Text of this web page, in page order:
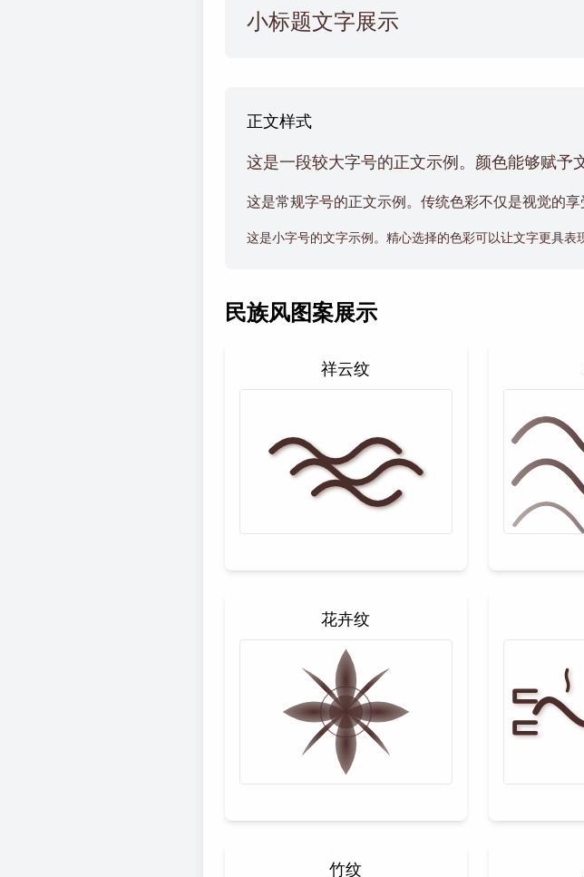
小标题文字展示
正文样式
这是一段较大字号的正文示例。颜色能够赋予
这是常规字号的正文示例。传统色彩不仅是视觉的
这是小字号的文字示例。精心选择的色彩可以让文字更具表
民族风图案展示
祥云纹
花卉纹
竹纹